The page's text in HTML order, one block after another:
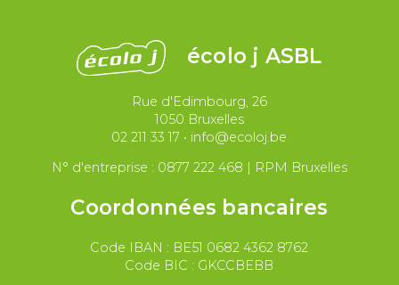
Justice et violences policières
Migrations et asile
Paix et droit international
écolo j ASBL
Rue d'Edimbourg, 26
1050 Bruxelles
02 211 33 17 • info@ecoloj.be
N° d'entreprise : 0877 222 468 | RPM Bruxelles
Coordonnées bancaires
Code IBAN : BE51 0682 4362 8762
Code BIC : GKCCBEBB